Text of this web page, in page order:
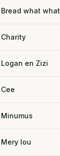
Bread what what
Charity
Logan en Zizi
Cee
Minumus
Mery lou